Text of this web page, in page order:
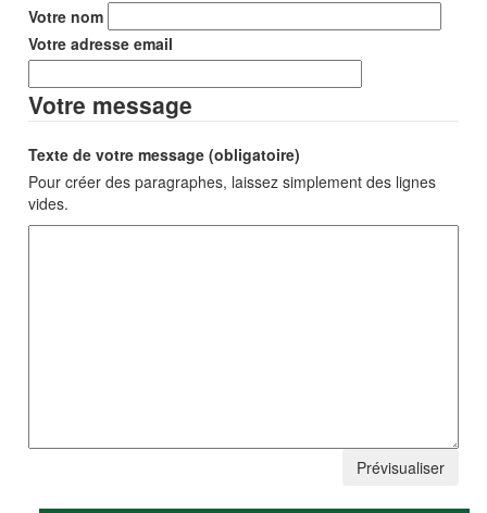
Votre nom
Votre adresse email
Votre message
Texte de votre message (obligatoire)
Pour créer des paragraphes, laissez simplement des lignes
vides.